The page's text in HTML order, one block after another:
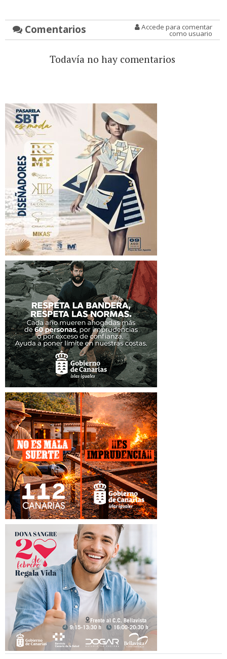
Comentarios Accede para comentar
como usuario
Todavía no hay comentarios